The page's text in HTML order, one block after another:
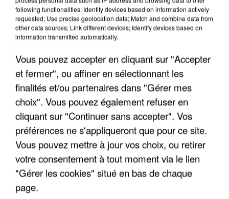
LES INTERVIEWS CHANTE
"JE SUIS À DISPOSITION DES
ENFOIRÉS"
"ON A TOUS LE TRAC"
following functionalities: Identify devices based on information actively
requested; Use precise geolocation data; Match and combine data from
other data sources; Link different devices; Identify devices based on
information transmitted automatically.
Vous pouvez accepter en cliquant sur "Accepter
et fermer", ou affiner en sélectionnant les
finalités et/ou partenaires dans "Gérer mes
choix". Vous pouvez également refuser en
cliquant sur "Continuer sans accepter". Vos
préférences ne s'appliqueront que pour ce site.
Vous pouvez mettre à jour vos choix, ou retirer
votre consentement à tout moment via le lien
"Gérer les cookies" situé en bas de chaque
page.